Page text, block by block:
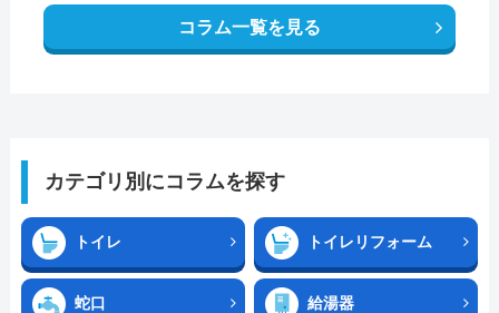
コラム一覧を見る
カテゴリ別にコラムを探す
トイレ トイレリフォーム
蛇口 給湯器